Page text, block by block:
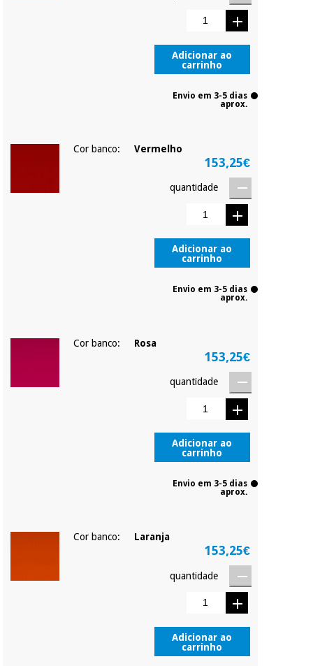
Adicionar ao
carrinho
Envio em 3-5 dias
aprox.
Cor banco: Vermelho
153,25€
quantidade
Adicionar ao
carrinho
Envio em 3-5 dias
aprox.
Cor banco: Rosa
153,25€
quantidade
Adicionar ao
carrinho
Envio em 3-5 dias
aprox.
Cor banco: Laranja
153,25€
quantidade
Adicionar ao
carrinho